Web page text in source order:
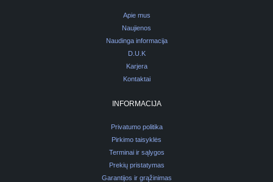
Apie mus
Naujienos
Naudinga informacija
D.U.K
Karjera
Kontaktai
INFORMACIJA
Privatumo politika
Pirkimo taisyklės
Terminai ir sąlygos
Prekių pristatymas
Garantijos ir grąžinimas